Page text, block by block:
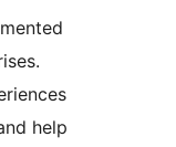
help